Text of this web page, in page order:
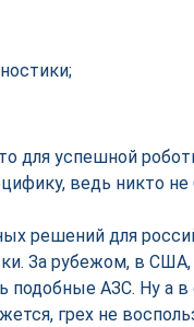
для успешной
ведь никто не
решений для
За рубежом, в
АЗС. Ну а в
грех не